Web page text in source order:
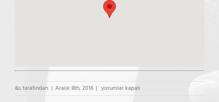
&s tarafından. | Aralık 8th, 2016 | ES
Voleybol
yorumlar kapalı